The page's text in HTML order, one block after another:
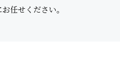
任せください。